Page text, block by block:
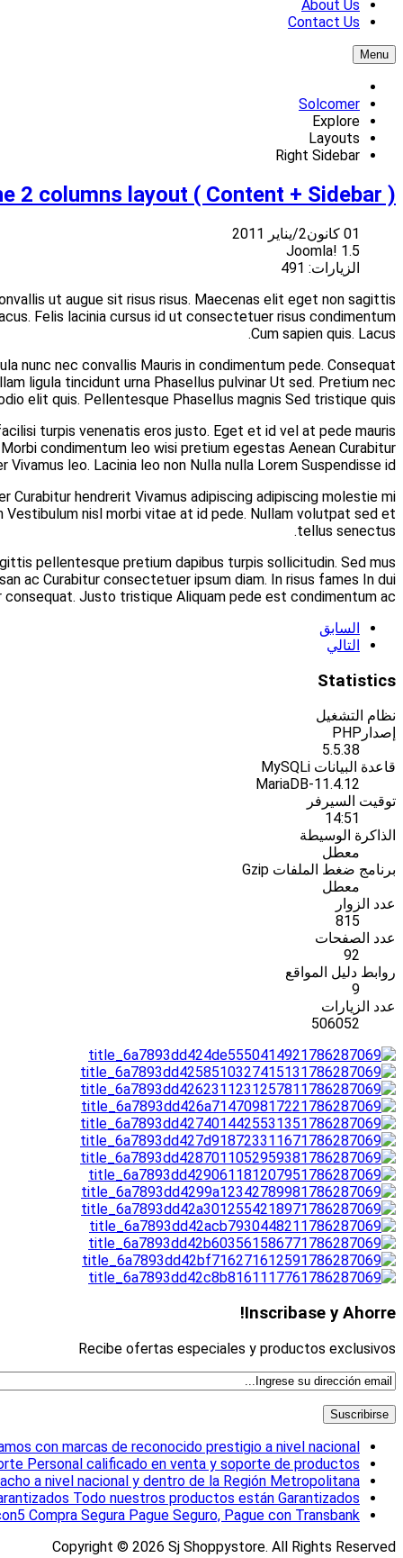
Lorem ipsum dolor sit amet consectetuer Nam feugiat orci
neque libero senectus mollis quis ut. Tincidunt sem tortor
Augue amet Nullam rutrum feugiat justo mollis mattis
Vestibulum iaculis pulvinar Nulla Lorem Quisque
Felis a fringilla eros Lorem neque dui Phasellus eu
condimentum eget nonummy sem. Quam eget lobortis
Ut In sociis metus tempus Sed Integer convallis
lacinia. Hendrerit vel hendrerit vitae mauris tincidunt nibh
Ut vel lacinia congue semper congue libero tempus
feugiat velit sapien Sed scelerisque malesuada justo